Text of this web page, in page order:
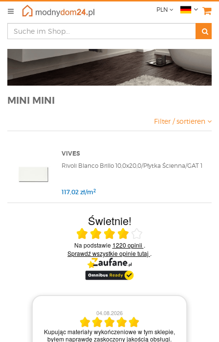
PLN
MINI MINI
Filter / sortieren
VIVES
Rivoli Blanco Brillo 10,0x20,0/Płytka Ścienna/GAT 1
117,02 zł/m2
Świetnie!
Ocena średnia 4 na 5
Na podstawie 1220 opinii .
Sprawdź wszystkie opinietutaj .
04.08.2026
Kupując materiały wykończeniowe w tym sklepie,
byłem naprawdę zaskoczony jakością obsługi.